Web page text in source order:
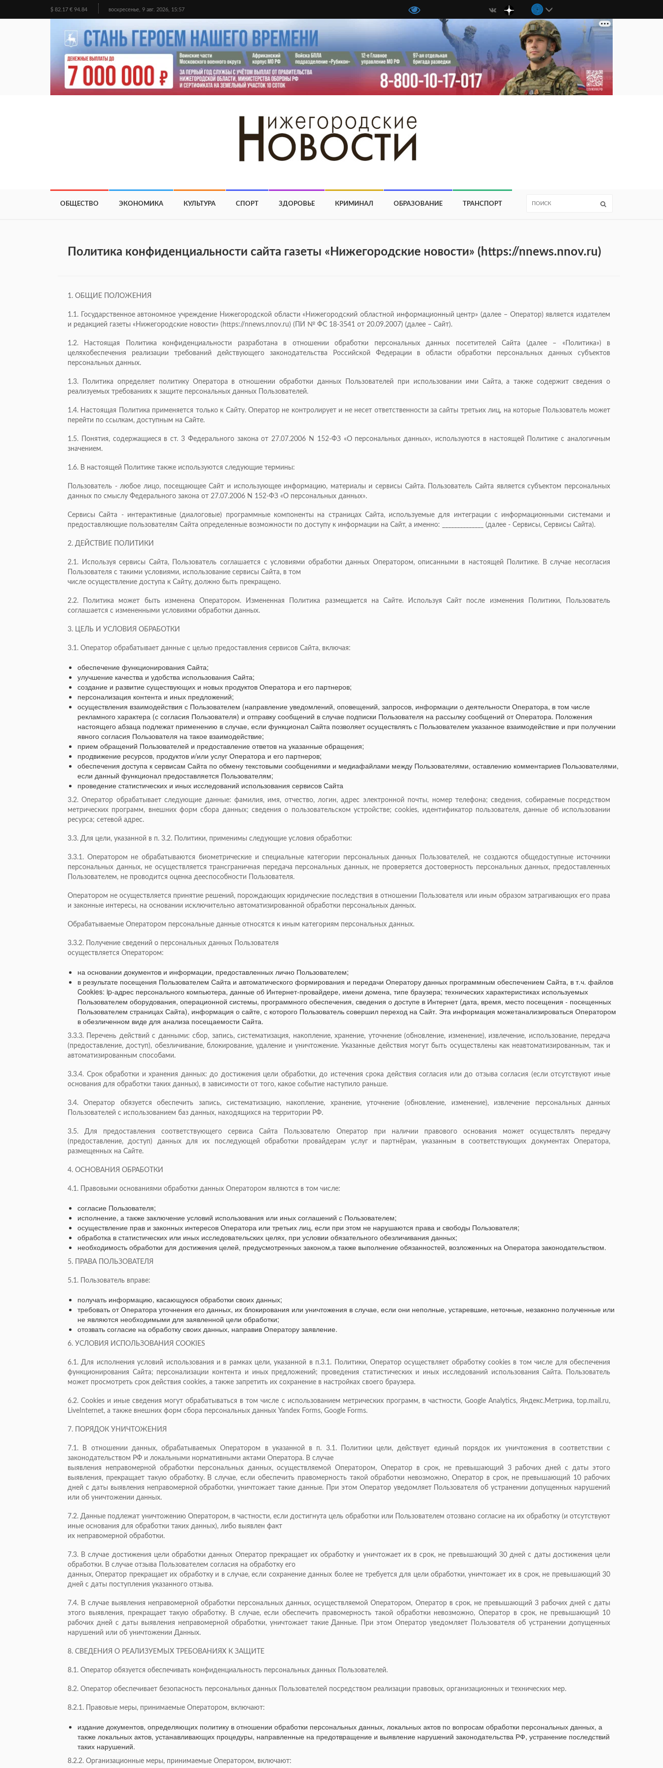
$ 82.17 € 94.84 воскресенье, 9 авг. 2026, 15:57
ОБЩЕСТВО ЭКОНОМИКА КУЛЬТУРА СПОРТ ЗДОРОВЬЕ КРИМИНАЛ ОБРАЗОВАНИЕ ТРАНСПОРТ
Политика конфиденциальности сайта газеты «Нижегородские новости» (https://nnews.nnov.ru)
1. ОБЩИЕ ПОЛОЖЕНИЯ
1.1. Государственное автономное учреждение Нижегородской области «Нижегородский областной информационный центр» (далее – Оператор) является издателем
и редакцией газеты «Нижегородские новости» (https://nnews.nnov.ru) (ПИ № ФС 18-3541 от 20.09.2007) (далее – Сайт).
1.2. Настоящая Политика конфиденциальности разработана в отношении обработки персональных данных посетителей Сайта (далее – «Политика») в
целяхобеспечения реализации требований действующего законодательства Российской Федерации в области обработки персональных данных субъектов
персональных данных.
1.3. Политика определяет политику Оператора в отношении обработки данных Пользователей при использовании ими Сайта, а также содержит сведения о
реализуемых требованиях к защите персональных данных Пользователей.
1.4. Настоящая Политика применяется только к Сайту. Оператор не контролирует и не несет ответственности за сайты третьих лиц, на которые Пользователь может
перейти по ссылкам, доступным на Сайте.
1.5. Понятия, содержащиеся в ст. 3 Федерального закона от 27.07.2006 N 152-ФЗ «О персональных данных», используются в настоящей Политике с аналогичным
значением.
1.6. В настоящей Политике также используются следующие термины:
Пользователь - любое лицо, посещающее Сайт и использующее информацию, материалы и сервисы Сайта. Пользователь Сайта является субъектом персональных
данных по смыслу Федерального закона от 27.07.2006 N 152-ФЗ «О персональных данных».
Сервисы Сайта - интерактивные (диалоговые) программные компоненты на страницах Сайта, используемые для интеграции с информационными системами и
предоставляющие пользователям Сайта определенные возможности по доступу к информации на Сайт, а именно: ______________ (далее - Сервисы, Сервисы Сайта).
2. ДЕЙСТВИЕ ПОЛИТИКИ
2.1. Используя сервисы Сайта, Пользователь соглашается с условиями обработки данных Оператором, описанными в настоящей Политике. В случае несогласия
Пользователя с такими условиями, использование сервисы Сайта, в том
числе осуществление доступа к Сайту, должно быть прекращено.
2.2. Политика может быть изменена Оператором. Измененная Политика размещается на Сайте. Используя Сайт после изменения Политики, Пользователь
соглашается с измененными условиями обработки данных.
3. ЦЕЛЬ И УСЛОВИЯ ОБРАБОТКИ
3.1. Оператор обрабатывает данные с целью предоставления сервисов Сайта, включая:
обеспечение функционирования Сайта;
улучшение качества и удобства использования Сайта;
создание и развитие существующих и новых продуктов Оператора и его партнеров;
персонализация контента и иных предложений;
осуществления взаимодействия с Пользователем (направление уведомлений, оповещений, запросов, информации о деятельности Оператора, в том числе
рекламного характера (с согласия Пользователя) и отправку сообщений в случае подписки Пользователя на рассылку сообщений от Оператора. Положения
настоящего абзаца подлежат применению в случае, если функционал Сайта позволяет осуществлять с Пользователем указанное взаимодействие и при получении
явного согласия Пользователя на такое взаимодействие;
прием обращений Пользователей и предоставление ответов на указанные обращения;
продвижение ресурсов, продуктов и/или услуг Оператора и его партнеров;
обеспечения доступа к сервисам Сайта по обмену текстовыми сообщениями и медиафайлами между Пользователями, оставлению комментариев Пользователями,
если данный функционал предоставляется Пользователям;
проведение статистических и иных исследований использования сервисов Сайта
3.2. Оператор обрабатывает следующие данные: фамилия, имя, отчество, логин, адрес электронной почты, номер телефона; сведения, собираемые посредством
метрических программ, внешних форм сбора данных; сведения о пользовательском устройстве; cookies, идентификатор пользователя, данные об использовании
ресурса; сетевой адрес.
3.3. Для цели, указанной в п. 3.2. Политики, применимы следующие условия обработки:
3.3.1. Оператором не обрабатываются биометрические и специальные категории персональных данных Пользователей, не создаются общедоступные источники
персональных данных, не осуществляется трансграничная передача персональных данных, не проверяется достоверность персональных данных, предоставленных
Пользователем, не проводится оценка дееспособности Пользователя.
Оператором не осуществляется принятие решений, порождающих юридические последствия в отношении Пользователя или иным образом затрагивающих его права
и законные интересы, на основании исключительно автоматизированной обработки персональных данных.
Обрабатываемые Оператором персональные данные относятся к иным категориям персональных данных.
3.3.2. Получение сведений о персональных данных Пользователя
осуществляется Оператором:
на основании документов и информации, предоставленных лично Пользователем;
в результате посещения Пользователем Сайта и автоматического формирования и передачи Оператору данных программным обеспечением Сайта, в т.ч. файлов
Cookies: ip-адрес персонального компьютера, данные об Интернет-провайдере, имени домена, типе браузера; технических характеристиках используемых
Пользователем оборудования, операционной системы, программного обеспечения, сведения о доступе в Интернет (дата, время, место посещения - посещенных
Пользователем страницах Сайта), информация о сайте, с которого Пользователь совершил переход на Сайт. Эта информация можетанализироваться Оператором
в обезличенном виде для анализа посещаемости Сайта.
3.3.3. Перечень действий с данными: сбор, запись, систематизация, накопление, хранение, уточнение (обновление, изменение), извлечение, использование, передача
(предоставление, доступ), обезличивание, блокирование, удаление и уничтожение. Указанные действия могут быть осуществлены как неавтоматизированным, так и
автоматизированным способами.
3.3.4. Срок обработки и хранения данных: до достижения цели обработки, до истечения срока действия согласия или до отзыва согласия (если отсутствуют иные
основания для обработки таких данных), в зависимости от того, какое событие наступило раньше.
3.4. Оператор обязуется обеспечить запись, систематизацию, накопление, хранение, уточнение (обновление, изменение), извлечение персональных данных
Пользователей с использованием баз данных, находящихся на территории РФ.
3.5. Для предоставления соответствующего сервиса Сайта Пользователю Оператор при наличии правового основания может осуществлять передачу
(предоставление, доступ) данных для их последующей обработки провайдерам услуг и партнёрам, указанным в соответствующих документах Оператора,
размещенных на Сайте.
4. ОСНОВАНИЯ ОБРАБОТКИ
4.1. Правовыми основаниями обработки данных Оператором являются в том числе:
согласие Пользователя;
исполнение, а также заключение условий использования или иных соглашений с Пользователем;
осуществление прав и законных интересов Оператора или третьих лиц, если при этом не нарушаются права и свободы Пользователя;
обработка в статистических или иных исследовательских целях, при условии обязательного обезличивания данных;
необходимость обработки для достижения целей, предусмотренных законом,а также выполнение обязанностей, возложенных на Оператора законодательством.
5. ПРАВА ПОЛЬЗОВАТЕЛЯ
5.1. Пользователь вправе:
получать информацию, касающуюся обработки своих данных;
требовать от Оператора уточнения его данных, их блокирования или уничтожения в случае, если они неполные, устаревшие, неточные, незаконно полученные или
не являются необходимыми для заявленной цели обработки;
отозвать согласие на обработку своих данных, направив Оператору заявление.
6. УСЛОВИЯ ИСПОЛЬЗОВАНИЯ COOKIES
6.1. Для исполнения условий использования и в рамках цели, указанной в п.3.1. Политики, Оператор осуществляет обработку сookies в том числе для обеспечения
функционирования Сайта; персонализации контента и иных предложений; проведения статистических и иных исследований использования Сайта. Пользователь
может просмотреть срок действия cookies, а также запретить их сохранение в настройках своего браузера.
6.2. Сookies и иные сведения могут обрабатываться в том числе с использованием метрических программ, в частности, Google Analytics, Яндекс.Метрика, top.mail.ru,
LiveInternet, а также внешних форм сбора персональных данных Yandex Forms, Google Forms.
7. ПОРЯДОК УНИЧТОЖЕНИЯ
7.1. В отношении данных, обрабатываемых Оператором в указанной в п. 3.1. Политики цели, действует единый порядок их уничтожения в соответствии с
законодательством РФ и локальными нормативными актами Оператора. В случае
выявления неправомерной обработки персональных данных, осуществляемой Оператором, Оператор в срок, не превышающий 3 рабочих дней с даты этого
выявления, прекращает такую обработку. В случае, если обеспечить правомерность такой обработки невозможно, Оператор в срок, не превышающий 10 рабочих
дней с даты выявления неправомерной обработки, уничтожает такие данные. При этом Оператор уведомляет Пользователя об устранении допущенных нарушений
или об уничтожении данных.
7.2. Данные подлежат уничтожению Оператором, в частности, если достигнута цель обработки или Пользователем отозвано согласие на их обработку (и отсутствуют
иные основания для обработки таких данных), либо выявлен факт
их неправомерной обработки.
7.3. В случае достижения цели обработки данных Оператор прекращает их обработку и уничтожает их в срок, не превышающий 30 дней с даты достижения цели
обработки. В случае отзыва Пользователем согласия на обработку его
данных, Оператор прекращает их обработку и в случае, если сохранение данных более не требуется для цели обработки, уничтожает их в срок, не превышающий 30
дней с даты поступления указанного отзыва.
7.4. В случае выявления неправомерной обработки персональных данных, осуществляемой Оператором, Оператор в срок, не превышающий 3 рабочих дней с даты
этого выявления, прекращает такую обработку. В случае, если обеспечить правомерность такой обработки невозможно, Оператор в срок, не превышающий 10
рабочих дней с даты выявления неправомерной обработки, уничтожает такие Данные. При этом Оператор уведомляет Пользователя об устранении допущенных
нарушений или об уничтожении Данных.
8. СВЕДЕНИЯ О РЕАЛИЗУЕМЫХ ТРЕБОВАНИЯХ К ЗАЩИТЕ
8.1. Оператор обязуется обеспечивать конфиденциальность персональных данных Пользователей.
8.2. Оператор обеспечивает безопасность персональных данных Пользователей посредством реализации правовых, организационных и технических мер.
8.2.1. Правовые меры, принимаемые Оператором, включают:
издание документов, определяющих политику в отношении обработки персональных данных, локальных актов по вопросам обработки персональных данных, а
также локальных актов, устанавливающих процедуры, направленные на предотвращение и выявление нарушений законодательства РФ, устранение последствий
таких нарушений.
8.2.2. Организационные меры, принимаемые Оператором, включают: